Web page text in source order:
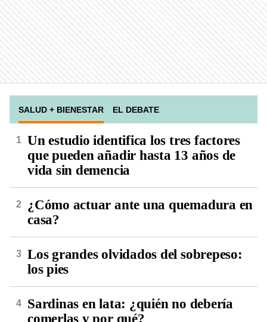
SALUD + BIENESTAR EL DEBATE
Un estudio identifica los tres factores
que pueden añadir hasta 13 años de
vida sin demencia
¿Cómo actuar ante una quemadura en
casa?
Los grandes olvidados del sobrepeso:
los pies
Sardinas en lata: ¿quién no debería
comerlas y por qué?